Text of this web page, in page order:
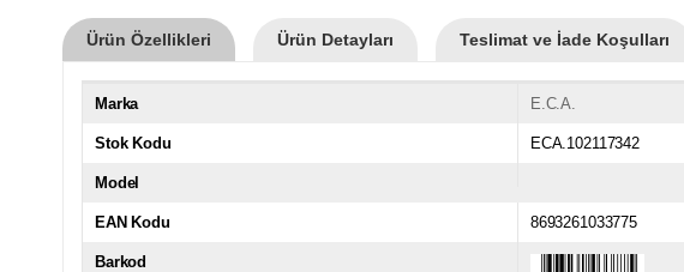
Ürün Özellikleri Ürün Detayları Teslimat ve İade Koşulları
Marka E.C.A.
Stok Kodu ECA.102117342
Model
EAN Kodu 8693261033775
Barkod